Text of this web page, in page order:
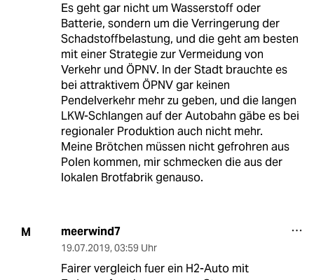
Es geht gar nicht um Wasserstoff oder
Batterie, sondern um die Verringerung der
Schadstoffbelastung, und die geht am besten
mit einer Strategie zur Vermeidung von
Verkehr und ÖPNV. In der Stadt brauchte es
bei attraktivem ÖPNV gar keinen
Pendelverkehr mehr zu geben, und die langen
LKW-Schlangen auf der Autobahn gäbe es bei
regionaler Produktion auch nicht mehr.
Meine Brötchen müssen nicht gefrohren aus
Polen kommen, mir schmecken die aus der
lokalen Brotfabrik genauso.
M meerwind7
19.07.2019, 03:59 Uhr
Fairer vergleich fuer ein H2-Auto mit